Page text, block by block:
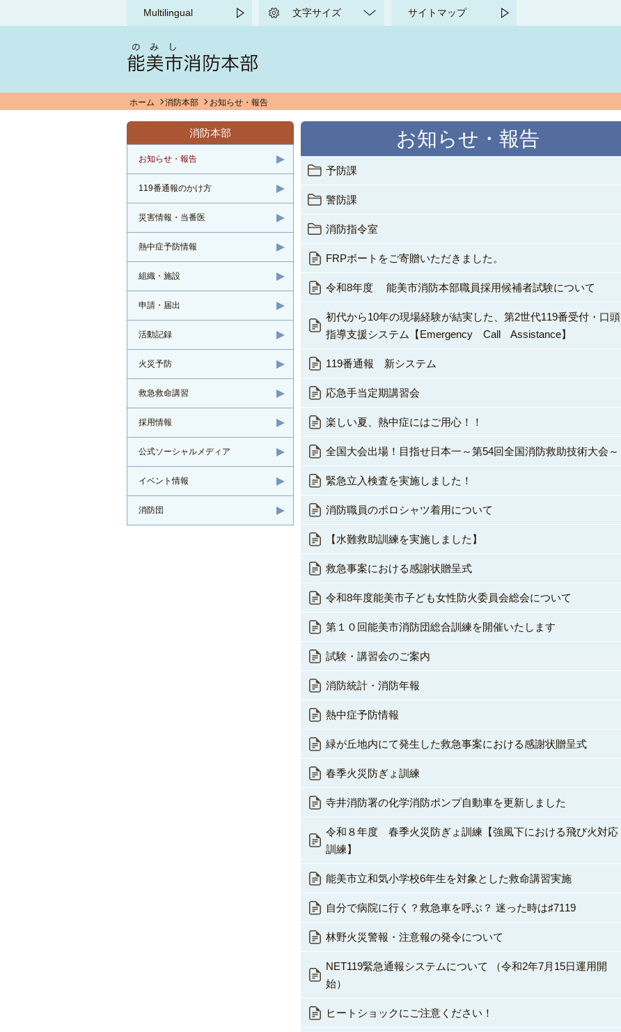
このページの本文へ移動するMultilingual 文字サイズ サイトマップ
ホーム 消防本部 お知らせ・報告
お知らせ・報告
予防課
警防課
消防指令室
FRPボートをご寄贈いただきました。
令和8年度 能美市消防本部職員採用候補者試験について
初代から10年の現場経験が結実した、第2世代119番受付・口頭
指導支援システム【Emergency Call Assistance】
119番通報 新システム
応急手当定期講習会
楽しい夏、熱中症にはご用心！！
全国大会出場！目指せ日本一～第54回全国消防救助技術大会～
緊急立入検査を実施しました！
消防職員のポロシャツ着用について
【水難救助訓練を実施しました】
救急事案における感謝状贈呈式
令和8年度能美市子ども女性防火委員会総会について
第１０回能美市消防団総合訓練を開催いたします
試験・講習会のご案内
消防統計・消防年報
熱中症予防情報
緑が丘地内にて発生した救急事案における感謝状贈呈式
春季火災防ぎょ訓練
寺井消防署の化学消防ポンプ自動車を更新しました
令和８年度 春季火災防ぎょ訓練【強風下における飛び火対応
訓練】
能美市立和気小学校6年生を対象とした救命講習実施
自分で病院に行く？救急車を呼ぶ？ 迷った時は♯7119
林野火災警報・注意報の発令について
NET119緊急通報システムについて （令和2年7月15日運用開
始）
ヒートショックにご注意ください！
消防本部
お知らせ・報告
119番通報のかけ方
災害情報・当番医
熱中症予防情報
組織・施設
申請・届出
活動記録
火災予防
救急救命講習
採用情報
公式ソーシャルメディア
イベント情報
消防団